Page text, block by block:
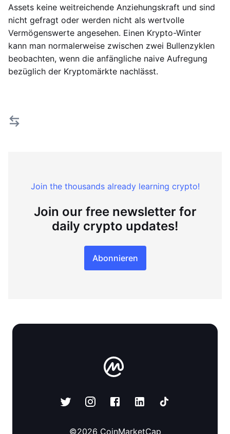
Assets keine weitreichende Anziehungskraft und sind
nicht gefragt oder werden nicht als wertvolle
Vermögenswerte angesehen. Einen Krypto-Winter
kann man normalerweise zwischen zwei Bullenzyklen
beobachten, wenn die anfängliche naive Aufregung
bezüglich der Kryptomärkte nachlässt.
Join the thousands already learning crypto!
Join our free newsletter for
daily crypto updates!
Abonnieren
©2026 CoinMarketCap